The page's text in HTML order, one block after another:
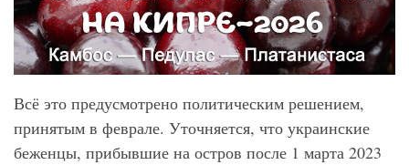
Всё это предусмотрено политическим решением,
принятым в феврале. Уточняется, что украинские
беженцы, прибывшие на остров после 1 марта 2023